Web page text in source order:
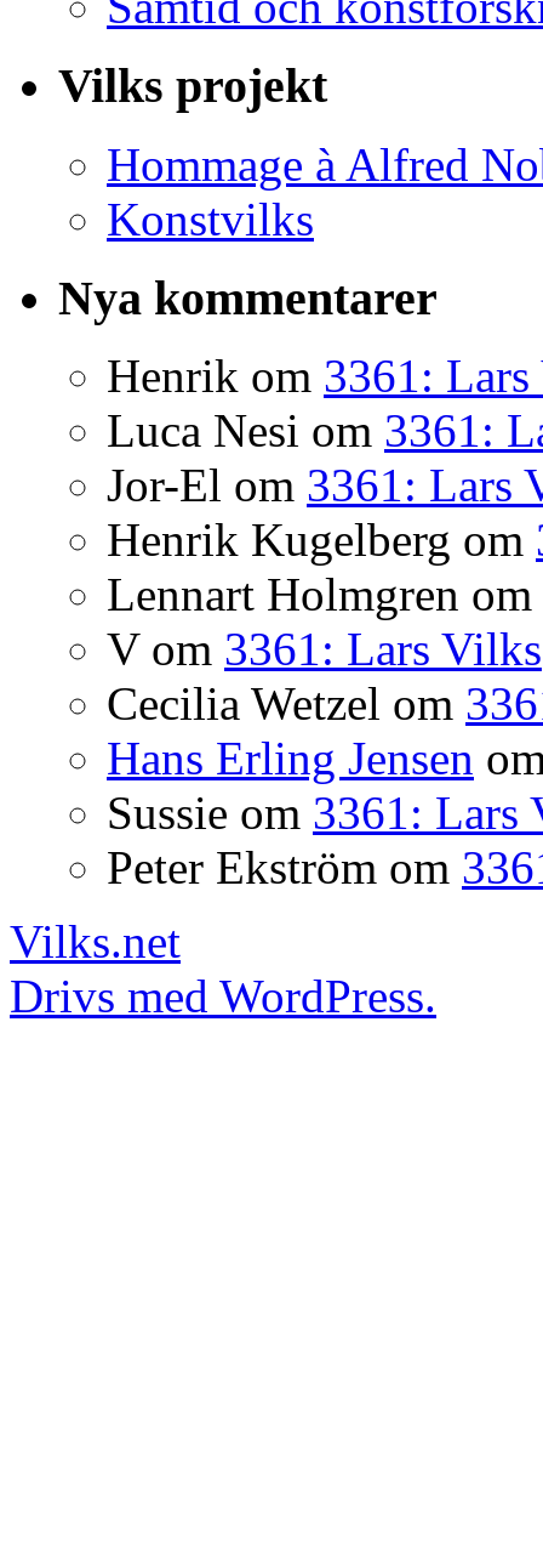
Vilks projekt
Hommage à Alfred
Konstvilks
Nya kommentarer
Henrik om 3361:
Luca Nesi om 3361:
Jor-El om 3361: Lars
Henrik Kugelberg om
Lennart Holmgren om
Vom 3361: Lars Vilks
Cecilia Wetzel om
Hans Erling Jensen
Sussie om 3361: Lars
Peter Ekström om
Vilks.net
Drivs med WordPress.